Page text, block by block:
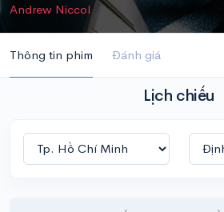
Andrew Niccol
Thông tin phim Đánh giá
Lịch chiếu